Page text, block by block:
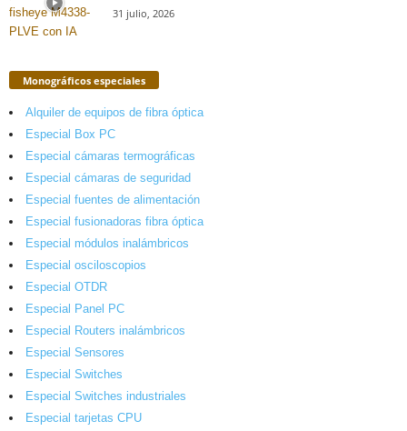
31 julio, 2026
Monográficos especiales
Alquiler de equipos de fibra óptica
Especial Box PC
Especial cámaras termográficas
Especial cámaras de seguridad
Especial fuentes de alimentación
Especial fusionadoras fibra óptica
Especial módulos inalámbricos
Especial osciloscopios
Especial OTDR
Especial Panel PC
Especial Routers inalámbricos
Especial Sensores
Especial Switches
Especial Switches industriales
Especial tarjetas CPU